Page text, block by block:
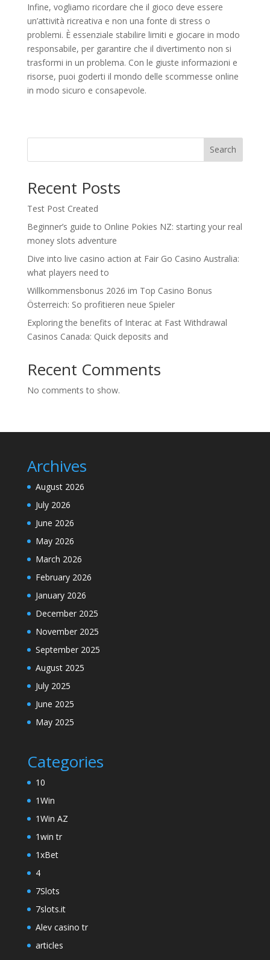
Infine, vogliamo ricordare che il gioco deve essere
un’attività ricreativa e non una fonte di stress o
problemi. È essenziale stabilire limiti e giocare in modo
responsabile, per garantire che il divertimento non si
trasformi in un problema. Con le giuste informazioni e
risorse, puoi goderti il mondo delle scommesse online
in modo sicuro e consapevole.
Search
Recent Posts
Test Post Created
Beginner’s guide to Online Pokies NZ: starting your real
money slots adventure
Dive into live casino action at Fair Go Casino Australia:
what players need to
Willkommensbonus 2026 im Top Casino Bonus
Österreich: So profitieren neue Spieler
Exploring the benefits of Interac at Fast Withdrawal
Casinos Canada: Quick deposits and
Recent Comments
No comments to show.
Archives
August 2026
July 2026
June 2026
May 2026
March 2026
February 2026
January 2026
December 2025
November 2025
September 2025
August 2025
July 2025
June 2025
May 2025
Categories
10
1Win
1Win AZ
1win tr
1xBet
4
7Slots
7slots.it
Alev casino tr
articles